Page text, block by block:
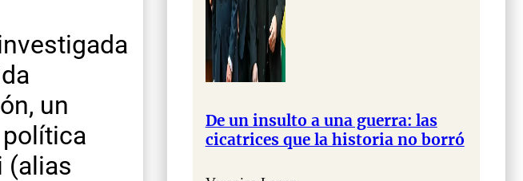
un
(alias
De un insulto a una guerra: las
cicatrices que la historia no borró